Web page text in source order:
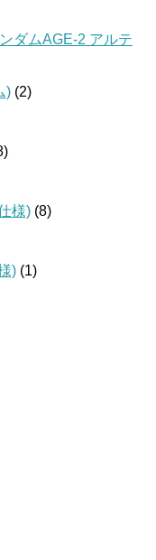
ダムAGE-2 アルテ
) (2)
様) (8)
) (1)